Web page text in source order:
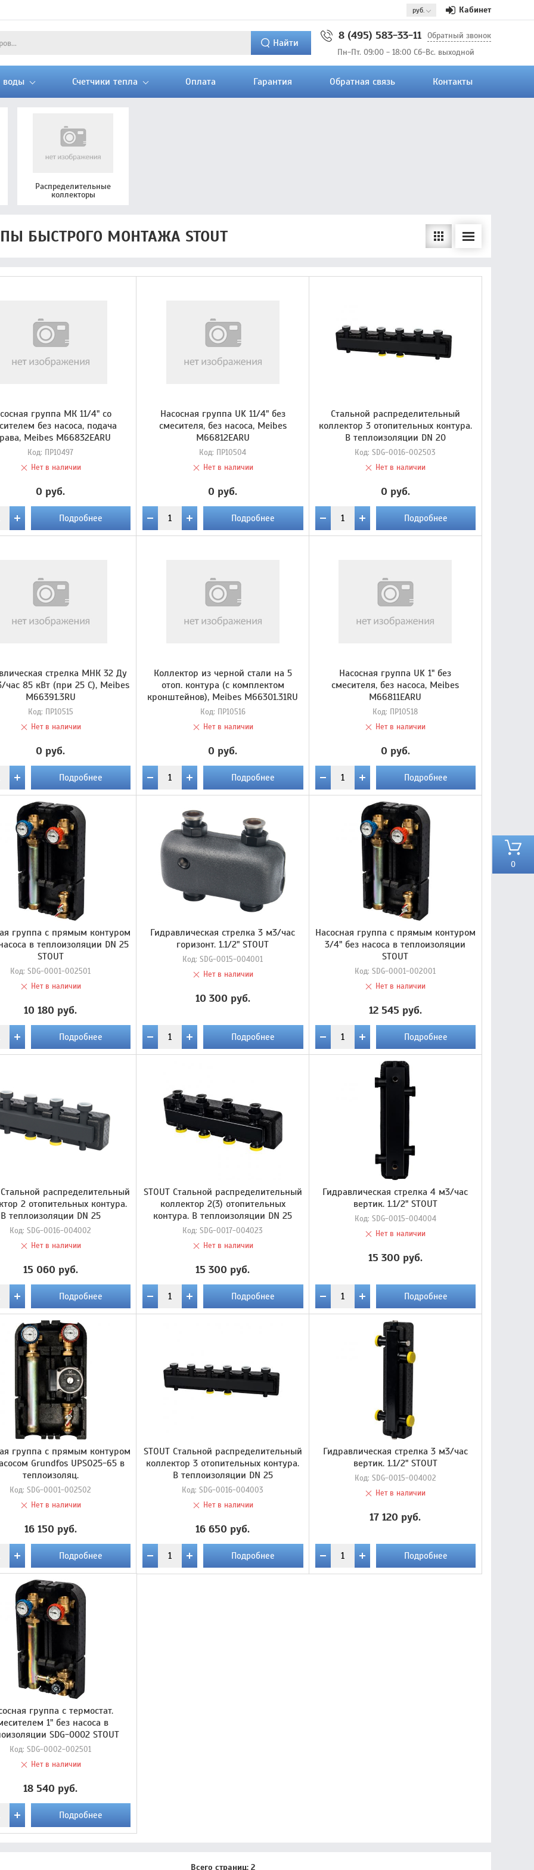
Кабинет
Найти
8 (495) 583-33-11 Обратный звонок
Пн-Пт. 09:00 - 18:00 Сб-Вс. выходной
воды Счетчики тепла Оплата Гарантия Обратная связь Контакты
0
Распределительные
коллекторы
БЫСТРОГО МОНТАЖА STOUT
группа МК 11/4" со
без насоса, подача
Meibes M66832EARU
Код: ПР10497
Нет в наличии
0 руб.
Подробнее
Насосная группа UK 11/4" без
смесителя, без насоса, Meibes
M66812EARU
Код: ПР10504
Нет в наличии
0 руб.
Подробнее
Стальной распределительный
коллектор 3 отопительных контура.
В теплоизоляции DN 20
Код:SDG-0016-002503
Нет в наличии
0 руб.
Подробнее
стрелка МНК 32 Ду
час 85 кВт (при 25 С), Meibes
M66391.3RU
Код: ПР10515
Нет в наличии
0 руб.
Подробнее
Коллектор из черной стали на 5
отоп. контура (с комплектом
кронштейнов), Meibes M66301.31RU
Код: ПР10516
Нет в наличии
0 руб.
Подробнее
Насосная группа UK 1" без
смесителя, без насоса, Meibes
M66811EARU
Код: ПР10518
Нет в наличии
0 руб.
Подробнее
группа с прямым контуром
в теплоизоляции DN 25
STOUT
Код:SDG-0001-002501
Нет в наличии
10 180 руб.
Подробнее
Гидравлическая стрелка 3 м3/час
горизонт. 1.1/2" STOUT
Код:SDG-0015-004001
Нет в наличии
10 300 руб.
Подробнее
Насосная группа с прямым контуром
3/4" без насоса в теплоизоляции
STOUT
Код:SDG-0001-002001
Нет в наличии
12 545 руб.
Подробнее
Стальной распределительный
2 отопительных контура.
В теплоизоляции DN 25
Код:SDG-0016-004002
Нет в наличии
15 060 руб.
Подробнее
STOUT Стальной распределительный
коллектор 2(3) отопительных
контура. В теплоизоляции DN 25
Код:SDG-0017-004023
Нет в наличии
15 300 руб.
Подробнее
Гидравлическая стрелка 4 м3/час
вертик. 1.1/2" STOUT
Код: SDG-0015-004004
Нет в наличии
15 300 руб.
Подробнее
группа с прямым контуром
Grundfos UPSO25-65 в
теплоизоляц.
Код:SDG-0001-002502
Нет в наличии
16 150 руб.
Подробнее
STOUT Стальной распределительный
коллектор 3 отопительных контура.
В теплоизоляции DN 25
Код:SDG-0016-004003
Нет в наличии
16 650 руб.
Подробнее
Гидравлическая стрелка 3 м3/час
вертик. 1.1/2" STOUT
Код: SDG-0015-004002
Нет в наличии
17 120 руб.
Подробнее
группа с термостат.
1" без насоса в
SDG-0002 STOUT
Код:SDG-0002-002501
Нет в наличии
18 540 руб.
Подробнее
Всего страниц: 2